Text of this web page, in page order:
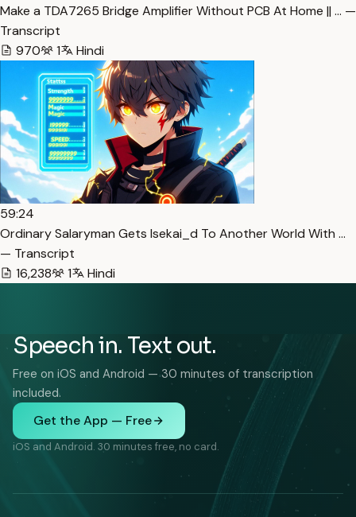
Make a TDA7265 Bridge Amplifier Without PCB At Home || … —
Transcript
970
1 Hindi
59:24
Ordinary Salaryman Gets Isekai_d To Another World With …
— Transcript
16,238
1 Hindi
Speech in. Text out.
Free on iOS and Android — 30 minutes of transcription
included.
Get the App — Free
iOS and Android. 30 minutes free, no card.